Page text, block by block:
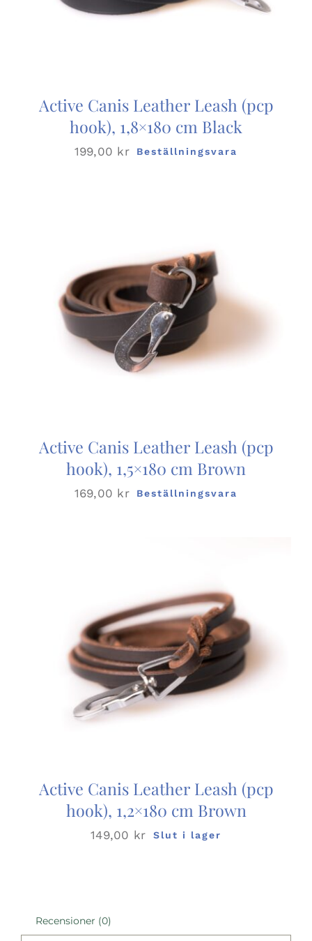
Active Canis Leather Leash (pcp
hook), 1,8×180 cm Black
199,00 kr Beställningsvara
Active Canis Leather Leash (pcp
hook), 1,5×180 cm Brown
169,00 kr Beställningsvara
Active Canis Leather Leash (pcp
hook), 1,2×180 cm Brown
149,00 kr Slut i lager
Recensioner (0)